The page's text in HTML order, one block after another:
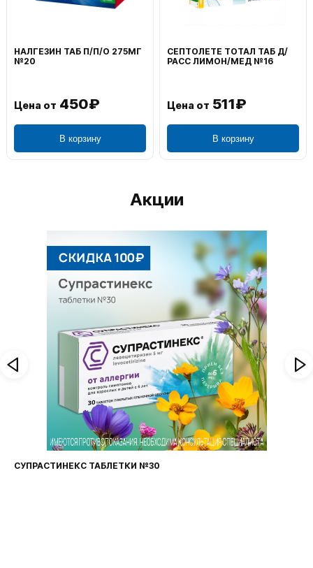
НАЛГЕЗИН ТАБ П/П/О 275МГ
№20
Цена от 450₽
В корзину
СЕПТОЛЕТЕ ТОТАЛ ТАБ Д/
РАСС ЛИМОН/МЕД №16
Цена от 511₽
В корзину
Акции
СУПРАСТИНЕКС ТАБЛЕТКИ №30